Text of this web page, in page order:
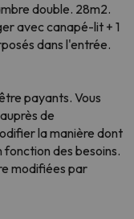
double. 28m2.
avec canapé-lit + 1
dans l'entrée.
payants. Vous
de
la manière dont
des besoins.
modifiées par